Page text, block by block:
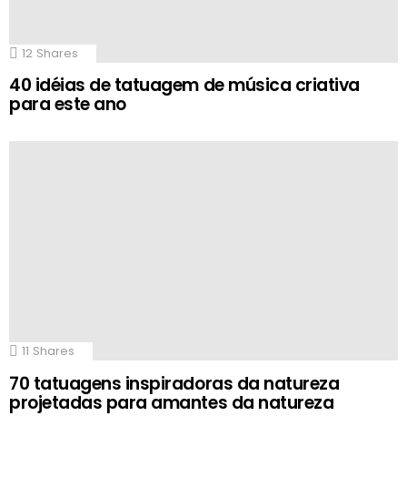
12 Shares
40 idéias de tatuagem de música criativa
para este ano
11 Shares
70 tatuagens inspiradoras da natureza
projetadas para amantes da natureza